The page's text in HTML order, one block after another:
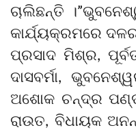
ଚାଲିଛନ୍ତି
କାର୍ଯ୍ୟକ୍ରମରେ
ପ୍ରସାଦ ମିଶ୍ର,
ଦାସବର୍ମା,
ଅଶୋକ ଚନ୍ଦ୍ର
ରାଉତ, ବିଧାୟକ